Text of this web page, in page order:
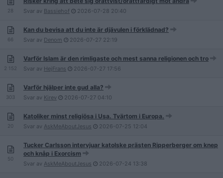
28 Svar av Bassiehof 2026-07-28 20:40
66
Kan du bevisa att du inte är djävulen i förklädnad?
Svar av Denom 2026-07-27 22:19
2 152
Varför Islam är den rimligaste och mest sanna religionen och tro
Svar av HejFrans 2026-07-27 17:56
303
Varför hjälper inte gud alla?
Svar av Kirev 2026-07-27 04:10
20
Katoliker minst religiösa i Usa. Tvärtom i Europa.
Svar av AskMeAboutJesus 2026-07-25 12:04
50
Tucker Carlsson intervjuar katolske prästen Ripperberger om knep
och knåp i Exorcism
Svar av AskMeAboutJesus 2026-07-24 13:38